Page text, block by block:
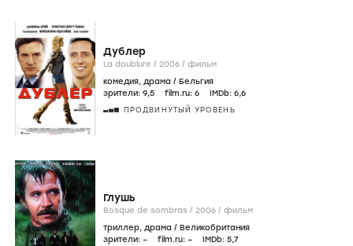
Дублер
La doublure / 2006 / фильм
комедия, драма / Бельгия
зрители: 9,5 film.ru: 6 IMDb: 6,6
ПРОДВИНУТЫЙ УРОВЕНЬ
Глушь
Bosque de sombras / 2006 / фильм
триллер, драма / Великобритания
зрители: – film.ru: – IMDb: 5,7